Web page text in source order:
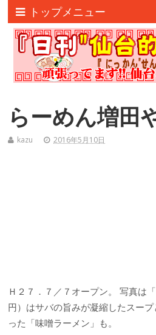
トップメニュー
らーめん増田
kazu 2016年5月10日
Ｈ２７．７／７オープン。 写真は
円）はサバの旨みが凝縮したスー
った「味噌ラーメン」も。